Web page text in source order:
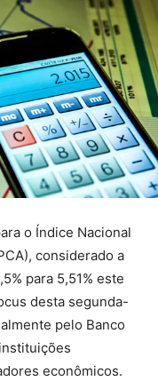
o Índice Nacional
considerado a
para 5,51% este
desta segunda-
pelo Banco
econômicos.